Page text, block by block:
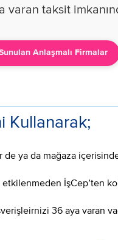
varan taksit
Anlaşmalı Firmalar
Kullanarak;
de ya da mağaza
etkilenmeden İşCep’ten
36 aya varan